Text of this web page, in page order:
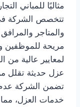
مثاليًا للمباني
تتخصص الشركة
والمتاجر
مريحة للموظفين
لمعايير عالية من
عزل حديثة تقلل
تضمن الشركة عدم
خدمات العزل،